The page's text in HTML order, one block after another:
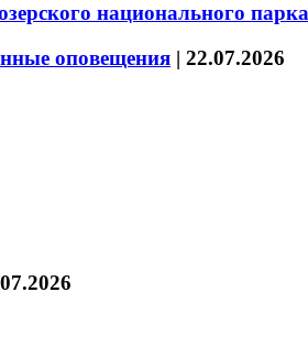
национального парка
оповещения | 22.07.2026